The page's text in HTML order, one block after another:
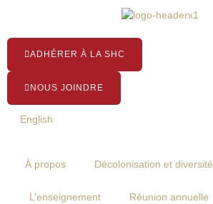
contenu
ADHÉRER À LA SHC
NOUS JOINDRE
English
À propos Décolonisation et diversité
L’enseignement Réunion annuelle